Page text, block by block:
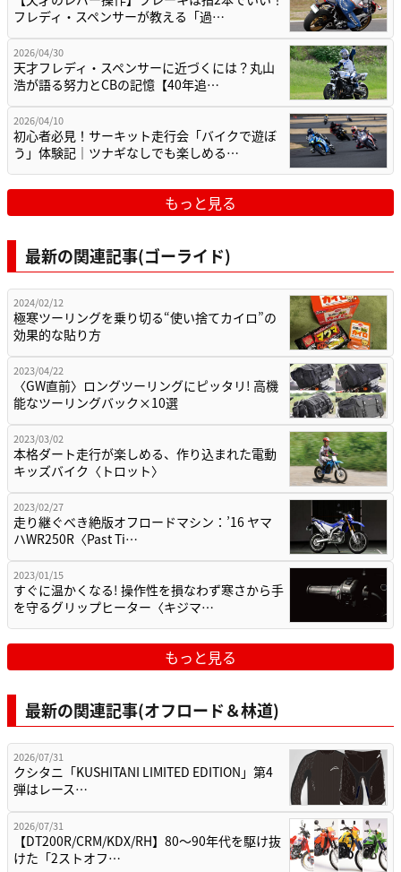
フレディ・スペンサーが教える「過…
2026/04/30
天才フレディ・スペンサーに近づくには？丸山
浩が語る努力とCBの記憶【40年追…
2026/04/10
初心者必見！サーキット走行会「バイクで遊ぼ
う」体験記｜ツナギなしでも楽しめる…
もっと見る
最新の関連記事(ゴーライド)
2024/02/12
極寒ツーリングを乗り切る“使い捨てカイロ”の
効果的な貼り方
2023/04/22
〈GW直前〉ロングツーリングにピッタリ! 高機
能なツーリングバック×10選
2023/03/02
本格ダート走行が楽しめる、作り込まれた電動
キッズバイク〈トロット〉
2023/02/27
走り継ぐべき絶版オフロードマシン：’16 ヤマ
ハWR250R〈Past Ti…
2023/01/15
すぐに温かくなる! 操作性を損なわず寒さから手
を守るグリップヒーター〈キジマ…
もっと見る
最新の関連記事(オフロード＆林道)
2026/07/31
クシタニ「KUSHITANI LIMITED EDITION」第4
弾はレース…
2026/07/31
【DT200R/CRM/KDX/RH】80〜90年代を駆け抜
けた「2ストオフ…